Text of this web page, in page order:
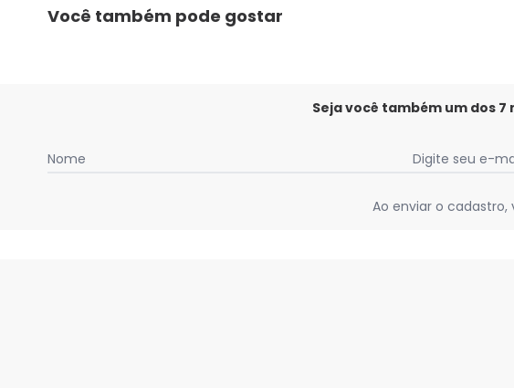
Você também pode gostar
Seja você também um dos
Nome Digite seu e-
Ao enviar o